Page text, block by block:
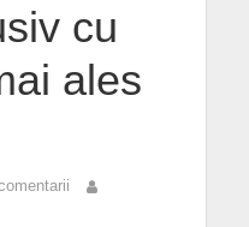
cu
ales